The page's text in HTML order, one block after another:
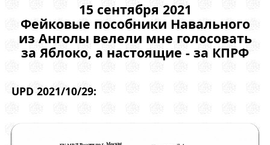
15 сентября 2021
Фейковые пособники Навального
из Анголы велели мне голосовать
за Яблоко, а настоящие - за КПРФ
UPD 2021/10/29: